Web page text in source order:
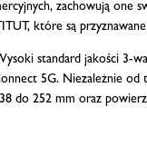
zachowują
które są
standard jakości 3-
5G. Niezależnie
do 252 mm oraz